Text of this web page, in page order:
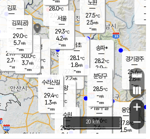
과천
27.9℃
2.2m/s
- mm
용인
27.8℃
1.5m/s
경기광주
25.6℃
2.8m/s
-mm
-
-m/
-
의왕
- ℃
m/s
mm
김포
- ℃
-m/s
mm
광명
29.6 ℃
2.6 m/s
-mm
부천
29.9℃
2.7m/s
-mm
구로
30.0℃
3.7m/s
-mm
28.0℃
2.0 m/s
- mm
노원
27.5℃
2.5m/s
-mm
송파*
28.2℃
2.9m/s
-mm
서초
28.1℃
1.8m/s
-mm
기흥구갈
27.6℃
2.6m/s
-
수리산길
29.4℃
1.3m/s
-mm
분당구
28.5℃
-m/s
-mm
김포(공)
29.0℃
5.7m/s
-mm
수원
29.5℃
2.4 m/s
서울
29.3℃
4.2m/s
-mm
+
−
20 km